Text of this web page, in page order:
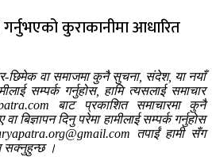
कुराकानीमा आधारित
छिमेक वा समाजमा कुनै सुचना, संदेश, या नयाँ
सम्पर्क गर्नुहोस, हामि त्यसलाई समाचार
बाट प्रकाशित समाचारमा कुनै
बिज्ञापन दिनु परेमा हामीलाई सम्पर्क गर्नुहोस
तपाईं हामी सँग
सक्नुहुन्छ ।